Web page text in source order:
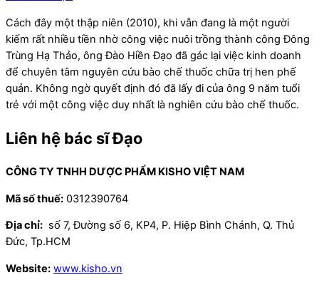
Cách đây một thập niên (2010), khi vẫn đang là một người
kiếm rất nhiều tiền nhờ công việc nuôi trồng thành công Đông
Trùng Hạ Thảo, ông Đào Hiền Đạo đã gác lại việc kinh doanh
để chuyên tâm nguyên cứu bào chế thuốc chữa trị hen phế
quản. Không ngờ quyết định đó đã lấy đi của ông 9 năm tuổi
trẻ với một công việc duy nhất là nghiên cứu bào chế thuốc.
Liên hệ bác sĩ Đạo
CÔNG TY TNHH DƯỢC PHẨM KISHO VIỆT NAM
Mã số thuế: 0312390764
Địa chỉ: số 7, Đường số 6, KP4, P. Hiệp Bình Chánh, Q. Thủ
Đức, Tp.HCM
Website: www.kisho.vn